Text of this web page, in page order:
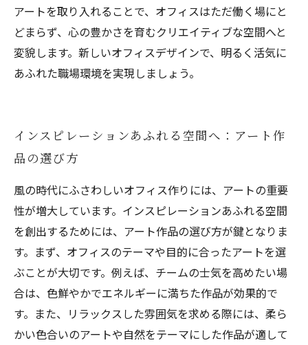
アートを取り入れることで、オフィスはただ働く場にと
どまらず、心の豊かさを育むクリエイティブな空間へと
変貌します。新しいオフィスデザインで、明るく活気に
あふれた職場環境を実現しましょう。
インスピレーションあふれる空間へ：アート作
品の選び方
風の時代にふさわしいオフィス作りには、アートの重要
性が増大しています。インスピレーションあふれる空間
を創出するためには、アート作品の選び方が鍵となりま
す。まず、オフィスのテーマや目的に合ったアートを選
ぶことが大切です。例えば、チームの士気を高めたい場
合は、色鮮やかでエネルギーに満ちた作品が効果的で
す。また、リラックスした雰囲気を求める際には、柔ら
かい色合いのアートや自然をテーマにした作品が適して